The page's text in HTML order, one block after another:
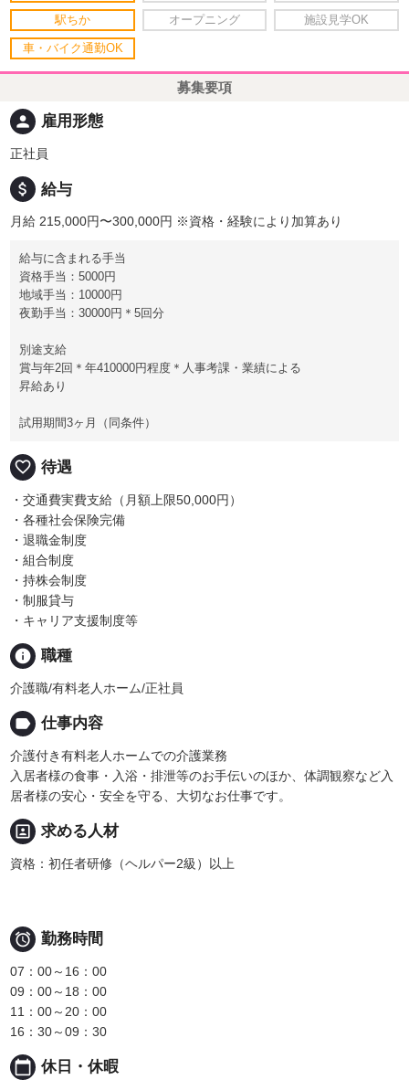
駅ちか オープニング 施設見学OK
車・バイク通勤OK
募集要項
person 雇用形態
正社員
attach_money 給与
月給 215,000円〜300,000円 ※資格・経験により加算あり
給与に含まれる手当
資格手当：5000円
地域手当：10000円
夜勤手当：30000円＊5回分
別途支給
賞与年2回＊年410000円程度＊人事考課・業績による
昇給あり
試用期間3ヶ月（同条件）
favorite_border 待遇
・交通費実費支給（月額上限50,000円）
・各種社会保険完備
・退職金制度
・組合制度
・持株会制度
・制服貸与
・キャリア支援制度等
info 職種
介護職/有料老人ホーム/正社員
label 仕事内容
介護付き有料老人ホームでの介護業務
入居者様の食事・入浴・排泄等のお手伝いのほか、体調観察など入
居者様の安心・安全を守る、大切なお仕事です。
portrait 求める人材
資格：初任者研修（ヘルパー2級）以上
 勤務時間
07：00～16：00
09：00～18：00
11：00～20：00
16：30～09：30
calendar_today 休日・休暇